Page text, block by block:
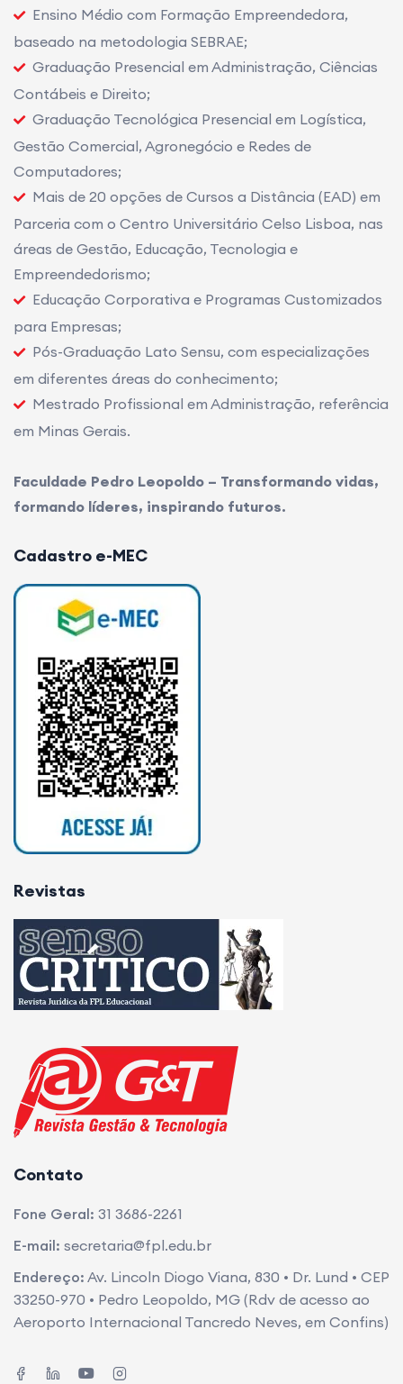
Ensino Médio com Formação Empreendedora,
baseado na metodologia SEBRAE;
Graduação Presencial em Administração, Ciências
Contábeis e Direito;
Graduação Tecnológica Presencial em Logística,
Gestão Comercial, Agronegócio e Redes de
Computadores;
Mais de 20 opções de Cursos a Distância (EAD) em
Parceria com o Centro Universitário Celso Lisboa, nas
áreas de Gestão, Educação, Tecnologia e
Empreendedorismo;
Educação Corporativa e Programas Customizados
para Empresas;
Pós-Graduação Lato Sensu, com especializações
em diferentes áreas do conhecimento;
Mestrado Profissional em Administração, referência
em Minas Gerais.
Faculdade Pedro Leopoldo – Transformando vidas,
formando líderes, inspirando futuros.
Cadastro e-MEC
Revistas
Contato
Fone Geral: 31 3686-2261
E-mail: secretaria@fpl.edu.br
Endereço: Av. Lincoln Diogo Viana, 830 • Dr. Lund • CEP
33250-970 • Pedro Leopoldo, MG (Rdv de acesso ao
Aeroporto Internacional Tancredo Neves, em Confins)